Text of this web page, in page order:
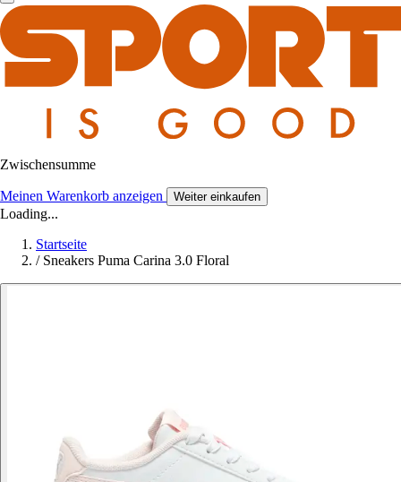
Zwischensumme
Meinen Warenkorb anzeigen Weiter einkaufen
Loading...
Startseite
/ Sneakers Puma Carina 3.0 Floral